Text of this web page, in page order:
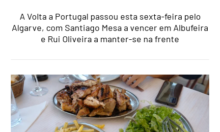
A Volta a Portugal passou esta sexta-feira pelo
Algarve, com Santiago Mesa a vencer em Albufeira
e Rui Oliveira a manter-se na frente